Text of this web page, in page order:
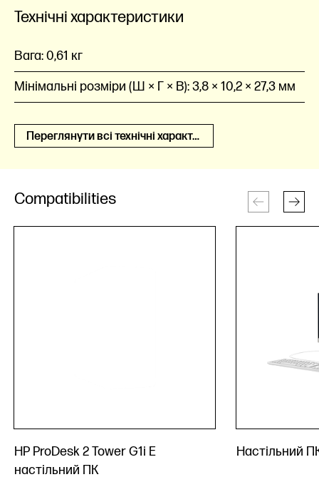
Технічні характеристики
Вага:0,61 кг
Мінімальні розміри (Ш × Г × В):3,8 × 10,2 × 27,3 мм
Переглянути всі технічні характеристики
Compatibilities
HP ProDesk 2 Tower G1i E
настільний ПК
Настільний